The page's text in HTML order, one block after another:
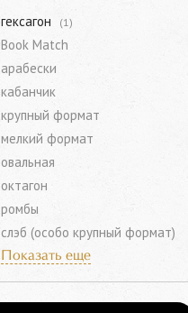
гексагон (1)
Book Match
арабески
кабанчик
крупный формат
мелкий формат
овальная
октагон
ромбы
слэб (особо крупный формат)
Показать еще